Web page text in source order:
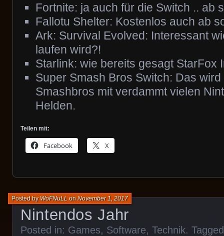
Fortnite: ja auch für die Switch .. ab
Fallotu Shelter: Kostenlos auch ab
Ark: Survival Evolved: Interessant
laufen wird?!
Starlink: wie bereits gesagt StarFox
Super Smash Bros Switch: Das
Smashbros mit verdammt vielen
Helden.
Teilen mit:
Facebook X
Nintendos Jahr
Posted byWoFNuLL onNovember 1, 2017
Posted in: Games, Software, Technik.